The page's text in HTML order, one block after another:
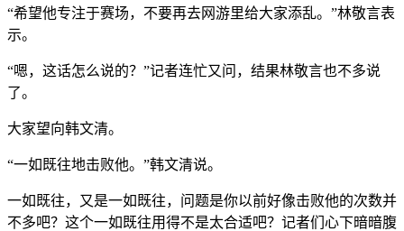
“希望他专注于赛场，不要再去网游里给大家添乱。”林敬言表
示。
“嗯，这话怎么说的？”记者连忙又问，结果林敬言也不多说
了。
大家望向韩文清。
“一如既往地击败他。”韩文清说。
一如既往，又是一如既往，问题是你以前好像击败他的次数并
不多吧？这个一如既往用得不是太合适吧？记者们心下暗暗腹